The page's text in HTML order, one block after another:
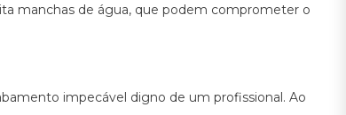
manchas de água, que podem comprometer o
impecável digno de um profissional. Ao